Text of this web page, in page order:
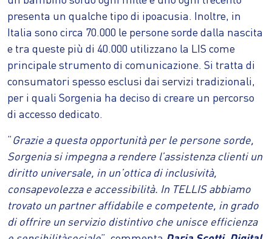
presenta un qualche tipo di ipoacusia. Inoltre, in
Italia sono circa 70.000 le persone sorde dalla nascita
e tra queste più di 40.000 utilizzano la LIS come
principale strumento di comunicazione. Si tratta di
consumatori spesso esclusi dai servizi tradizionali,
per i quali Sorgenia ha deciso di creare un percorso
di accesso dedicato.
“Grazie a questa opportunità per le persone sorde,
Sorgenia si impegna a rendere l’assistenza clienti un
diritto universale, in un’ottica di inclusività,
consapevolezza e accessibilità. In TELLIS abbiamo
trovato un partner affidabile e competente, in grado
di offrire un servizio distintivo che unisce efficienza